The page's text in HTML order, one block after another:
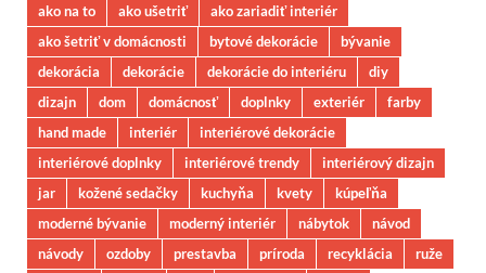
ako na to ako ušetriť
ako zariadiť interiér
ako šetriť v domácnosti
bytové dekorácie
bývanie
dekorácia
dekorácie dekorácie do interiéru
diy
dizajn
dom domácnosť doplnky exteriér
farby
hand made
interiér
interiérové dekorácie
interiérové doplnky
interiérové trendy
interiérový dizajn
jar
kožené sedačky kuchyňa kvety
kúpeľňa
moderné bývanie
moderný interiér nábytok
návod
návody
ozdoby prestavba príroda recyklácia
ruže